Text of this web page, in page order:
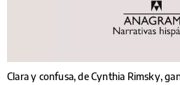
Clara y confusa, de Cynthia Rimsky,